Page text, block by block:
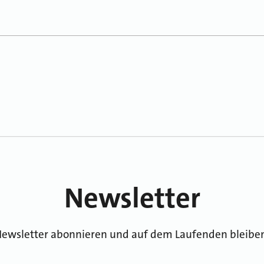
Newsletter
abonnieren und auf dem Laufenden